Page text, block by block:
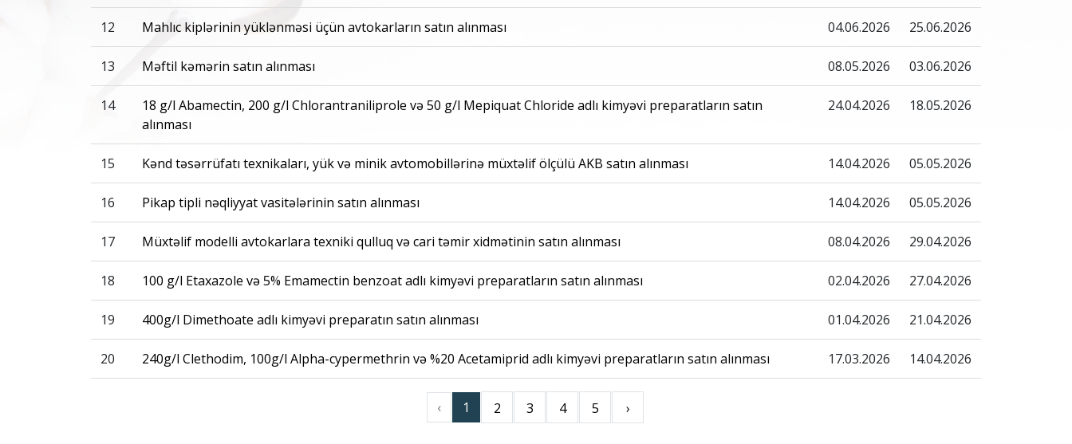
12 Mahlıc kiplərinin yüklənməsi üçün avtokarların satın alınması 04.06.2026 25.06.2026
13 Məftil kəmərin satın alınması 08.05.2026 03.06.2026
14
18 g/l Abamectin, 200 g/l Chlorantraniliprole və 50 g/l Mepiquat Chloride adlı kimyəvi preparatların satın
alınması
24.04.2026 18.05.2026
15 Kənd təsərrüfatı texnikaları, yük və minik avtomobillərinə müxtəlif ölçülü AKB satın alınması 14.04.2026 05.05.2026
16 Pikap tipli nəqliyyat vasitələrinin satın alınması 14.04.2026 05.05.2026
17 Müxtəlif modelli avtokarlara texniki qulluq və cari təmir xidmətinin satın alınması 08.04.2026 29.04.2026
18 100 g/l Etaxazole və 5% Emamectin benzoat adlı kimyəvi preparatların satın alınması 02.04.2026 27.04.2026
19 400g/l Dimethoate adlı kimyəvi preparatın satın alınması 01.04.2026 21.04.2026
20 240g/l Clethodim, 100g/l Alpha-cypermethrin və %20 Acetamiprid adlı kimyəvi preparatların satın alınması 17.03.2026 14.04.2026
‹ 1 2 3 4 5 ›